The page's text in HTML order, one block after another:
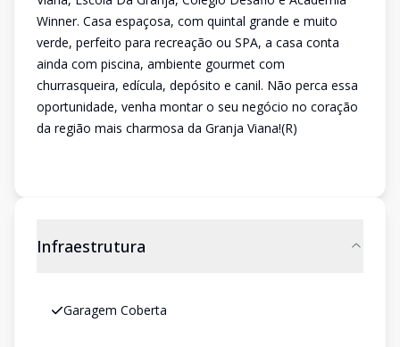
Winner. Casa espaçosa, com quintal grande e muito
verde, perfeito para recreação ou SPA, a casa conta
ainda com piscina, ambiente gourmet com
churrasqueira, edícula, depósito e canil. Não perca essa
oportunidade, venha montar o seu negócio no coração
da região mais charmosa da Granja Viana!(R)
Infraestrutura
Garagem Coberta